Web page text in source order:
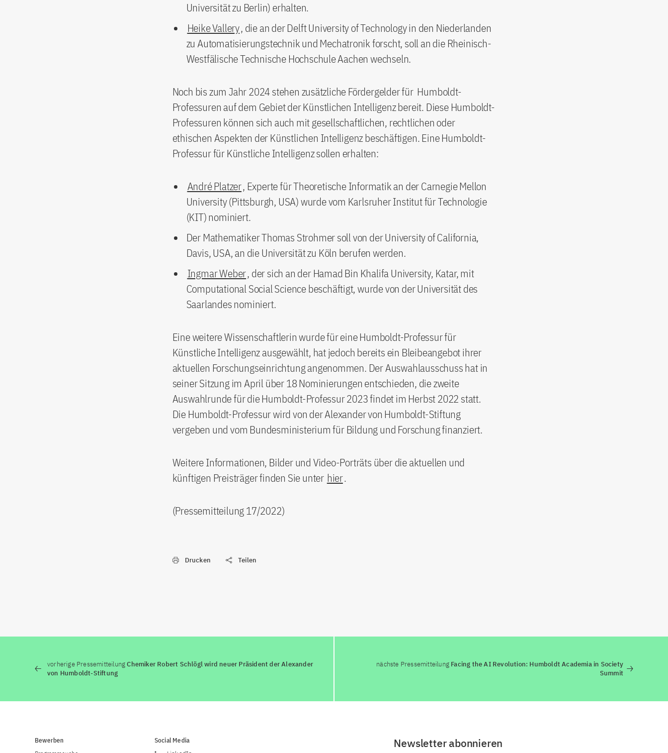
Universität zu Berlin) erhalten.
Heike Vallery, die an der Delft University of Technology in den Niederlanden
zu Automatisierungstechnik und Mechatronik forscht, soll an die Rheinisch-
Westfälische Technische Hochschule Aachen wechseln.
Noch bis zum Jahr 2024 stehen zusätzliche Fördergelder für Humboldt-
Professuren auf dem Gebiet der Künstlichen Intelligenz bereit. Diese Humboldt-
Professuren können sich auch mit gesellschaftlichen, rechtlichen oder
ethischen Aspekten der Künstlichen Intelligenz beschäftigen. Eine Humboldt-
Professur für Künstliche Intelligenz sollen erhalten:
André Platzer, Experte für Theoretische Informatik an der Carnegie Mellon
University (Pittsburgh, USA) wurde vom Karlsruher Institut für Technologie
(KIT) nominiert.
Der Mathematiker Thomas Strohmer soll von der University of California,
Davis, USA, an die Universität zu Köln berufen werden.
Ingmar Weber, der sich an der Hamad Bin Khalifa University, Katar, mit
Computational Social Science beschäftigt, wurde von der Universität des
Saarlandes nominiert.
Eine weitere Wissenschaftlerin wurde für eine Humboldt-Professur für
Künstliche Intelligenz ausgewählt, hat jedoch bereits ein Bleibeangebot ihrer
aktuellen Forschungseinrichtung angenommen. Der Auswahlausschuss hat in
seiner Sitzung im April über 18 Nominierungen entschieden, die zweite
Auswahlrunde für die Humboldt-Professur 2023 findet im Herbst 2022 statt.
Die Humboldt-Professur wird von der Alexander von Humboldt-Stiftung
vergeben und vom Bundesministerium für Bildung und Forschung finanziert.
Weitere Informationen, Bilder und Video-Porträts über die aktuellen und
künftigen Preisträger finden Sie unter hier.
(Pressemitteilung 17/2022)
Drucken Teilen
vorherige PressemitteilungChemiker Robert Schlögl wird neuer Präsident der Alexander
von Humboldt-Stiftung
nächste Pressemitteilung Facing the AI Revolution: Humboldt Academia in Society
Summit
Bewerben
Social Media
Newsletter abonnieren